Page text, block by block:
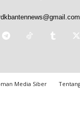
Media Siber